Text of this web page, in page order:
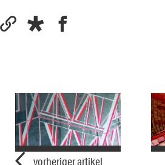
vorheriger artikel